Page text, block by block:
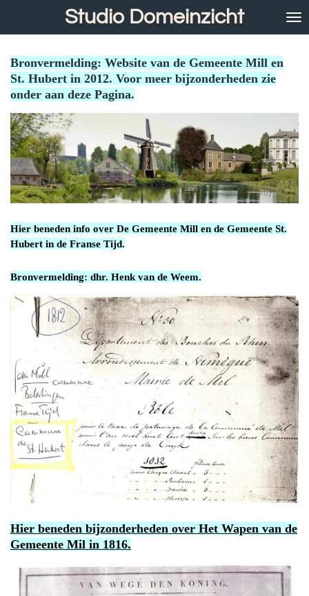
de
hoofdinhoud
Studio Domeinzicht
Bronvermelding: Website van de Gemeente Mill en
St. Hubert in 2012. Voor meer bijzonderheden zie
onder aan deze Pagina.
Hier beneden info over De Gemeente Mill en de Gemeente St.
Hubert in de Franse Tijd.
Bronvermelding: dhr. Henk van de Weem.
Hier beneden bijzonderheden over Het Wapen van de
Gemeente Mil in 1816.